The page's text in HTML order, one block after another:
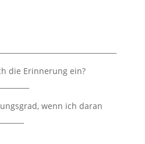
die Erinnerung ein?
wenn ich daran